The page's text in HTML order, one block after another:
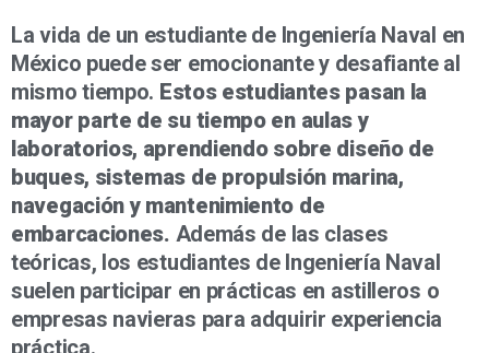
La vida de un estudiante de Ingeniería Naval en
México puede ser emocionante y desafiante al
mismo tiempo. Estos estudiantes pasan la
mayor parte de su tiempo en aulas y
laboratorios, aprendiendo sobre diseño de
buques, sistemas de propulsión marina,
navegación y mantenimiento de
embarcaciones. Además de las clases
teóricas, los estudiantes de Ingeniería Naval
suelen participar en prácticas en astilleros o
empresas navieras para adquirir experiencia
práctica.